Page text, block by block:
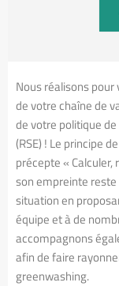
Nous réalisons
de votre chaîne de
de votre politique
(RSE) ! Le principe
précepte «
son empreinte reste
situation en
équipe et à de
accompagnons
afin de faire
greenwashing.